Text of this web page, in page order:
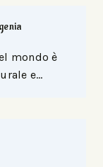
mondo è
e…